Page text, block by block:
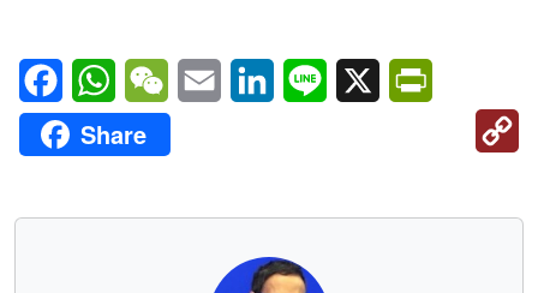
FacebookWhatsAppWeChatEmail LinkedInLine X
Share